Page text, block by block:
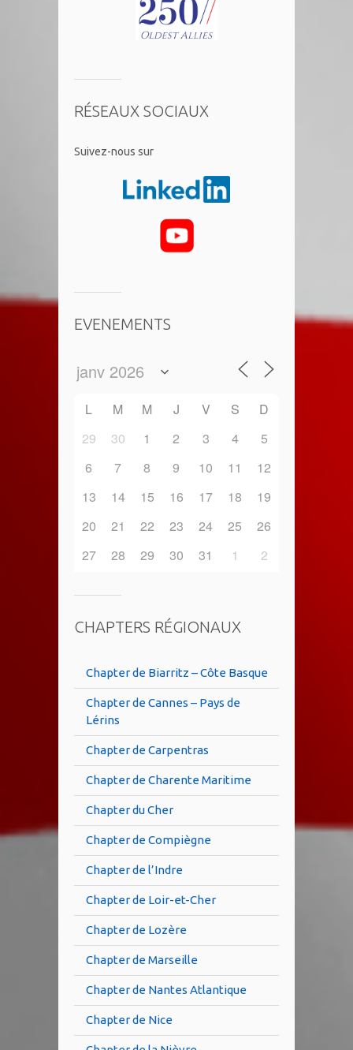
RÉSEAUX SOCIAUX
​Suivez-nous sur
EVENEMENTS
L M M J V S
D
29
30 1 2 3 4
5
6
7 8 9 10 11
12
13
14 15 16 17 18
19
20
21 22 23 24 25
26
27
28 29 30 31 1 2
CHAPTERS RÉGIONAUX
Chapter de Biarritz – Côte Basque
Chapter de Cannes – Pays de
Lérins
Chapter de Carpentras
Chapter de Charente Maritime
Chapter du Cher
Chapter de Compiègne
Chapter de l’Indre
Chapter de Loir-et-Cher
Chapter de Lozère
Chapter de Marseille
Chapter de Nantes Atlantique
Chapter de Nice